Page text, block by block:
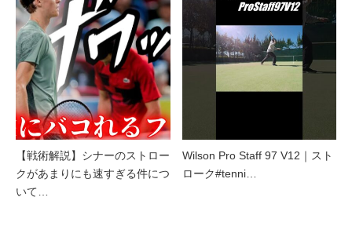
【戦術解説】シナーのストロー
クがあまりにも速すぎる件につ
いて…
Wilson Pro Staff 97 V12｜スト
ローク#tenni…